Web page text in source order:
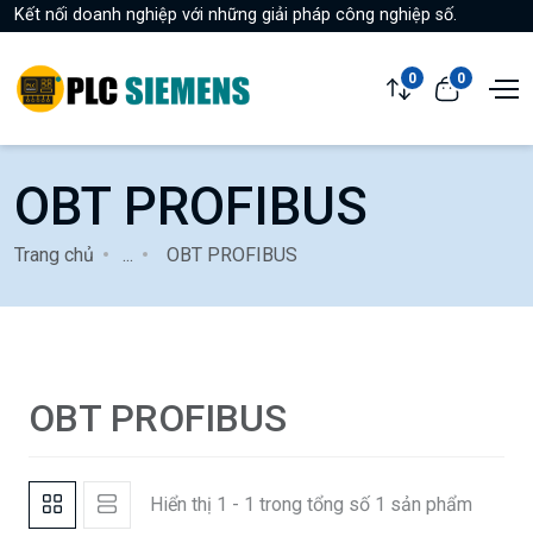
Kết nối doanh nghiệp với những giải pháp công nghiệp số.
0 0
OBT PROFIBUS
Trang chủ OBT PROFIBUS
OBT PROFIBUS
Hiển thị 1 - 1 trong tổng số 1 sản phẩm